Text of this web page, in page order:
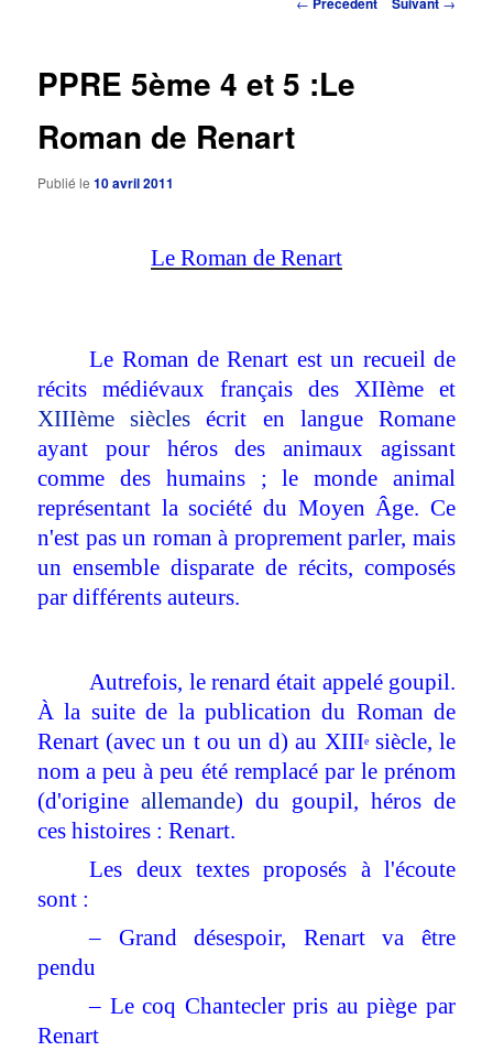
PPRE 5ème 4 et 5 :Le
Roman de Renart
Publié le10 avril 2011
Le Roman de Renart
Le Roman de Renart est un recueil de
récits médiévaux français des XIIème et
XIIIème siècles écrit en langue Romane
ayant pour héros des animaux agissant
comme des humains ; le monde animal
représentant la société du Moyen Âge. Ce
n'est pas un roman à proprement parler, mais
un ensemble disparate de récits, composés
par différents auteurs.
Autrefois, le renard était appelé goupil.
À la suite de la publication du Roman de
Renart (avec un t ou un d) au XIIIesiècle, le
nom a peu à peu été remplacé par le prénom
(d'origineallemande) du goupil, héros de
ces histoires : Renart.
Les deux textes proposés à l'écoute
sont :
– Grand désespoir, Renart va être
pendu
– Le coq Chantecler pris au piège par
Renart